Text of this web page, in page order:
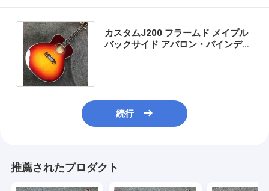
カスタムJ200 フラームド メイプル
バックサイド アバロン・バインディ
続行
推薦されたプロダクト